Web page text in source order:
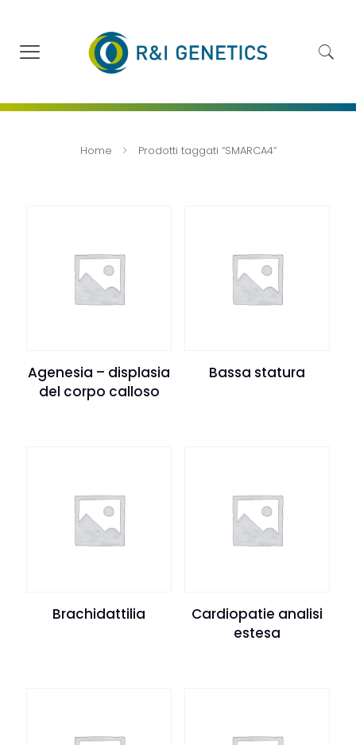
Home Prodotti taggati “SMARCA4”
Agenesia – displasia
del corpo calloso
Bassa statura
Brachidattilia
Cardiopatie analisi
estesa